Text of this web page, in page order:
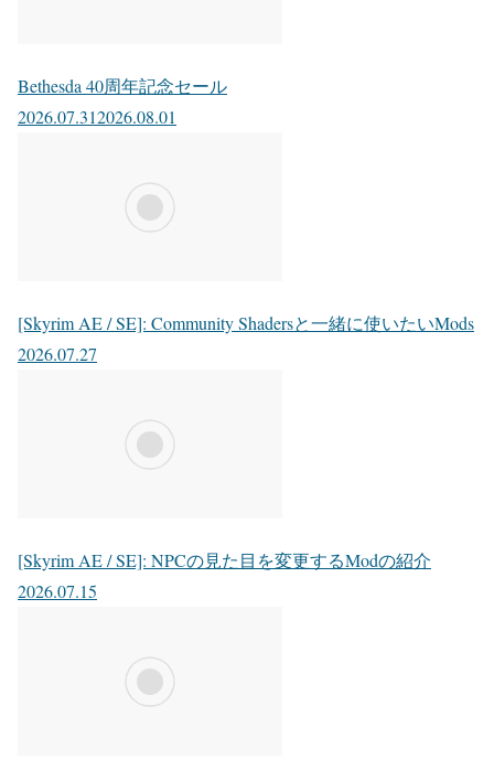
Bethesda 40周年記念セール
2026.07.312026.08.01
[Skyrim AE / SE]: Community Shadersと一緒に使いたいMods
2026.07.27
[Skyrim AE / SE]: NPCの見た目を変更するModの紹介
2026.07.15